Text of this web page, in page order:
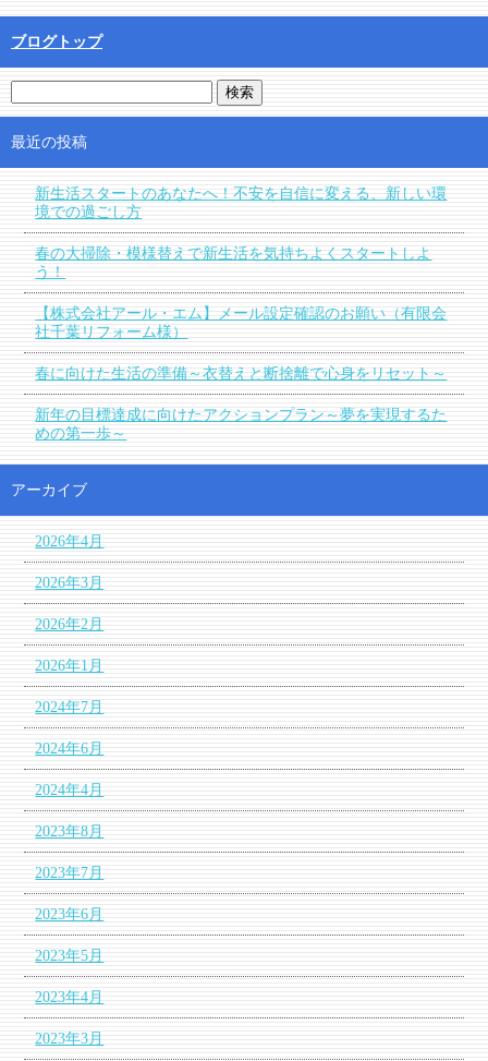
ブログトップ
最近の投稿
新生活スタートのあなたへ！不安を自信に変える、新しい環
境での過ごし方
春の大掃除・模様替えで新生活を気持ちよくスタートしよ
う！
【株式会社アール・エム】メール設定確認のお願い（有限会
社千葉リフォーム様）
春に向けた生活の準備～衣替えと断捨離で心身をリセット～
新年の目標達成に向けたアクションプラン～夢を実現するた
めの第一歩～
アーカイブ
2026年4月
2026年3月
2026年2月
2026年1月
2024年7月
2024年6月
2024年4月
2023年8月
2023年7月
2023年6月
2023年5月
2023年4月
2023年3月